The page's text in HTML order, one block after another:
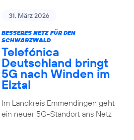
31. März 2026
BESSERES NETZ FÜR DEN
SCHWARZWALD
Telefónica
Deutschland bringt
5G nach Winden im
Elztal
Im Landkreis Emmendingen geht
ein neuer 5G-Standort ans Netz